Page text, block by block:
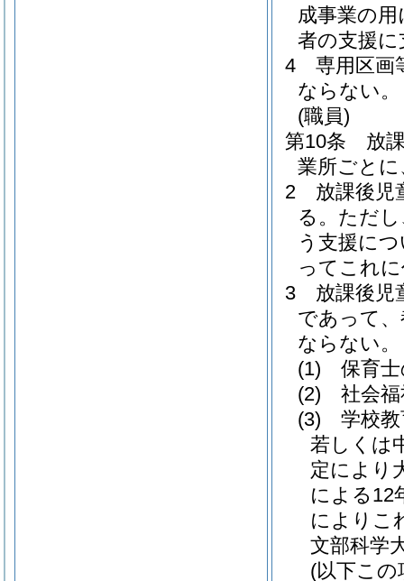
成事業の
者の支援
4
専用区画
ならない。
(職員)
第10条
放
業所ごと
2
放課後児
る。 ただ
う支援に
ってこれ
3
放課後児
であって
ならない。
(1)
保育
(2)
社会
(3)
学校
若しくは
定により
による12
によりこ
文部科学
(以下こ